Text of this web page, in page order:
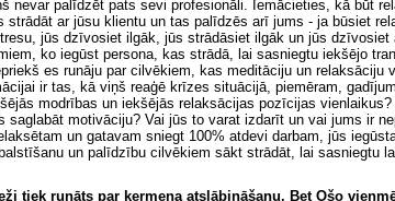
nevar palīdzēt pats sevi profesionāli. Iemācieties, kā būt
strādāt ar jūsu klientu un tas palīdzēs arī jums - ja būsiet
jūs dzīvosiet ilgāk, jūs strādāsiet ilgāk un jūs dzīvosiet
ko iegūst persona, kas strādā, lai sasniegtu iekšējo
es runāju par cilvēkiem, kas meditāciju un relaksāciju
ir tas, kā viņš reaģē krīzes situācijā, piemēram,
modrības un iekšējās relaksācijas pozīcijas
saglabāt motivāciju? Vai jūs to varat izdarīt un vai jums ir
un gatavam sniegt 100% atdevi darbam, jūs
un palīdzību cilvēkiem sākt strādāt, lai sasniegtu
tiek runāts par ķermeņa atslābināšanu. Bet Ošo